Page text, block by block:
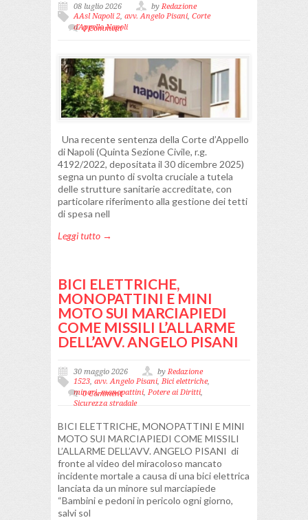
08 luglio 2026 byRedazione
AAsl Napoli 2, avv. Angelo Pisani, Corte
d'Appello Napoli
0 Comment
Una recente sentenza della Corte d’Appello
di Napoli (Quinta Sezione Civile, r.g.
4192/2022, depositata il 30 dicembre 2025)
segna un punto di svolta cruciale a tutela
delle strutture sanitarie accreditate, con
particolare riferimento alla gestione dei tetti
di spesa nell
Leggi tutto →
BICI ELETTRICHE,
MONOPATTINI E MINI
MOTO SUI MARCIAPIEDI
COME MISSILI L’ALLARME
DELL’AVV. ANGELO PISANI
30 maggio 2026 byRedazione
1523, avv. Angelo Pisani, Bici elettriche,
minori,monopattini, Potere ai Diritti,
Sicurezza stradale
0 Comment
BICI ELETTRICHE, MONOPATTINI E MINI
MOTO SUI MARCIAPIEDI COME MISSILI
L’ALLARME DELL’AVV. ANGELO PISANI di
fronte al video del miracoloso mancato
incidente mortale a causa di una bici elettrica
lanciata da un minore sul marciapiede
“Bambini e pedoni in pericolo ogni giorno,
salvi sol